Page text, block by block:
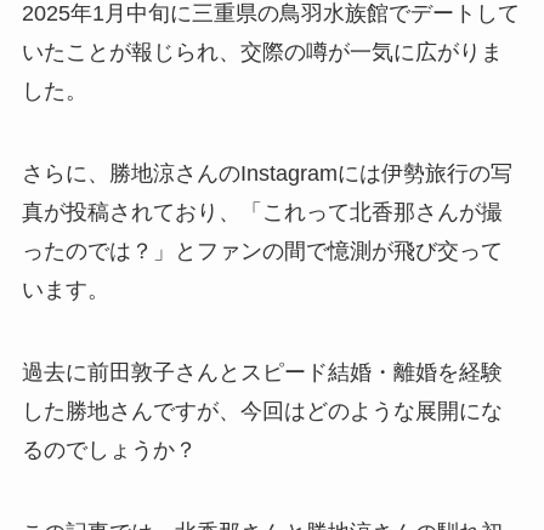
2025年1月中旬に三重県の鳥羽水族館でデートして
いたことが報じられ、交際の噂が一気に広がりま
した。
さらに、勝地涼さんのInstagramには伊勢旅行の写
真が投稿されており、「これって北香那さんが撮
ったのでは？」とファンの間で憶測が飛び交って
います。
過去に前田敦子さんとスピード結婚・離婚を経験
した勝地さんですが、今回はどのような展開にな
るのでしょうか？